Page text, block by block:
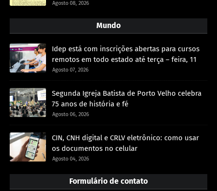
Agosto 08, 2026
Mundo
Idep está com inscrições abertas para cursos
remotos em todo estado até terça – feira, 11
Agosto 07, 2026
Segunda Igreja Batista de Porto Velho celebra
75 anos de história e fé
Agosto 06, 2026
CIN, CNH digital e CRLV eletrônico: como usar
os documentos no celular
Agosto 04, 2026
Formulário de contato